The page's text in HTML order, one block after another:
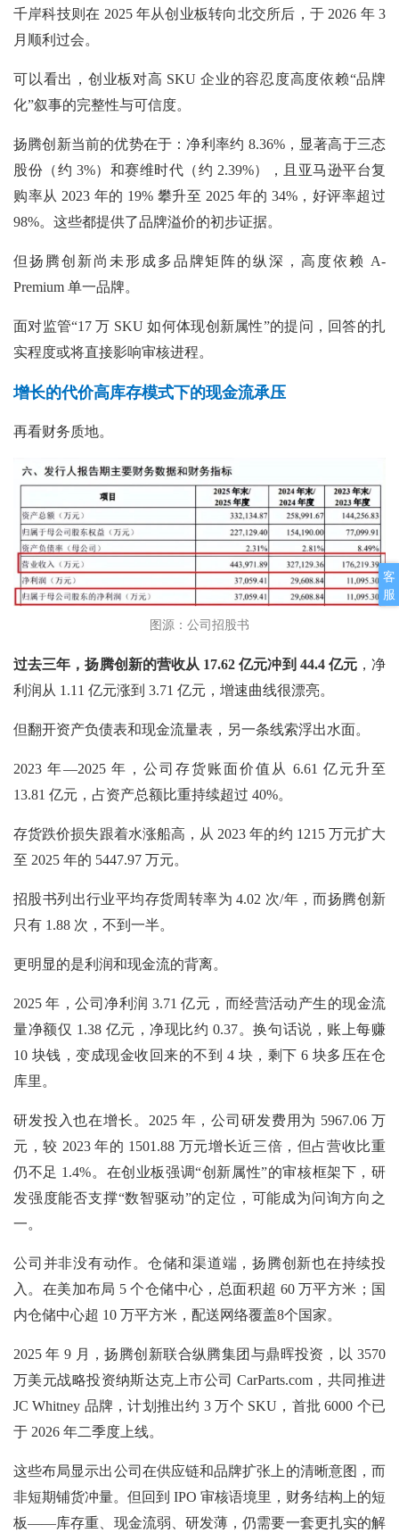
客
服
千岸科技则在 2025 年从创业板转向北交所后，于 2026 年 3
月顺利过会。
可以看出，创业板对高 SKU 企业的容忍度高度依赖“品牌
化”叙事的完整性与可信度。
扬腾创新当前的优势在于：净利率约 8.36%，显著高于三态
股份（约 3%）和赛维时代（约 2.39%），且亚马逊平台复
购率从 2023 年的 19% 攀升至 2025 年的 34%，好评率超过
98%。这些都提供了品牌溢价的初步证据。
但扬腾创新尚未形成多品牌矩阵的纵深，高度依赖 A-
Premium 单一品牌。
面对监管“17 万 SKU 如何体现创新属性”的提问，回答的扎
实程度或将直接影响审核进程。
增长的代价高库存模式下的现金流承压
再看财务质地。
图源：公司招股书
过去三年，扬腾创新的营收从 17.62 亿元冲到 44.4 亿元，净
利润从 1.11 亿元涨到 3.71 亿元，增速曲线很漂亮。
但翻开资产负债表和现金流量表，另一条线索浮出水面。
2023 年—2025 年，公司存货账面价值从 6.61 亿元升至
13.81 亿元，占资产总额比重持续超过 40%。
存货跌价损失跟着水涨船高，从 2023 年的约 1215 万元扩大
至 2025 年的 5447.97 万元。
招股书列出行业平均存货周转率为 4.02 次/年，而扬腾创新
只有 1.88 次，不到一半。
更明显的是利润和现金流的背离。
2025 年，公司净利润 3.71 亿元，而经营活动产生的现金流
量净额仅 1.38 亿元，净现比约 0.37。换句话说，账上每赚
10 块钱，变成现金收回来的不到 4 块，剩下 6 块多压在仓
库里。
研发投入也在增长。2025 年，公司研发费用为 5967.06 万
元，较 2023 年的 1501.88 万元增长近三倍，但占营收比重
仍不足 1.4%。在创业板强调“创新属性”的审核框架下，研
发强度能否支撑“数智驱动”的定位，可能成为问询方向之
一。
公司并非没有动作。仓储和渠道端，扬腾创新也在持续投
入。在美加布局 5 个仓储中心，总面积超 60 万平方米；国
内仓储中心超 10 万平方米，配送网络覆盖8个国家。
2025 年 9 月，扬腾创新联合纵腾集团与鼎晖投资，以 3570
万美元战略投资纳斯达克上市公司 CarParts.com，共同推进
JC Whitney 品牌，计划推出约 3 万个 SKU，首批 6000 个已
于 2026 年二季度上线。
这些布局显示出公司在供应链和品牌扩张上的清晰意图，而
非短期铺货冲量。但回到 IPO 审核语境里，财务结构上的短
板——库存重、现金流弱、研发薄，仍需要一套更扎实的解